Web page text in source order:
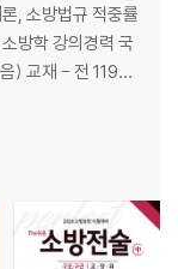
, 소방법규 적중률
방학 강의경력 국
) 교재 - 전 119매
방안전학과 교수 -